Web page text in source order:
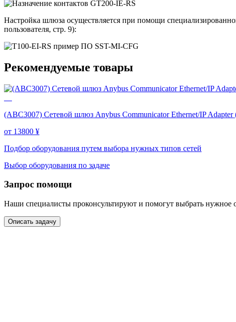
Настройка шлюза осуществляется при помощи
пользователя, стр. 9):
Рекомендуемые товары
(ABC3007) Сетевой шлюз Anybus Communicator Ethernet/IP Adapter
от 13800 ¥
Подбор оборудования путем выбора нужных типов сетей
Выбор оборудования по задаче
Запрос помощи
Наши специалисты проконсультируют и помогут выбрать нужное
Описать задачу